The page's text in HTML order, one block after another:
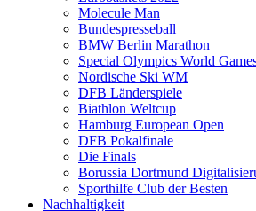
Molecule Man
Bundespresseball
BMW Berlin Marathon
Special Olympics World
Nordische Ski WM
DFB Länderspiele
Biathlon Weltcup
Hamburg European Open
DFB Pokalfinale
Die Finals
Borussia Dortmund
Sporthilfe Club der Besten
Nachhaltigkeit